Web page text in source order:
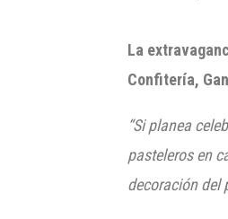
La
Confitería,
“Si planea
pasteleros en
decoración del